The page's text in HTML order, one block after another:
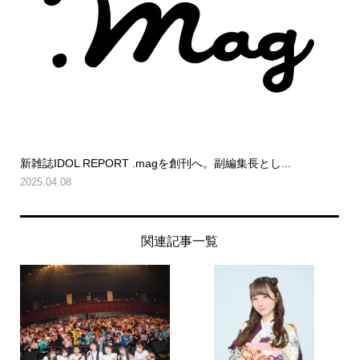
新雑誌IDOL REPORT .magを創刊へ。副編集長とし...
2025.04.08
関連記事一覧